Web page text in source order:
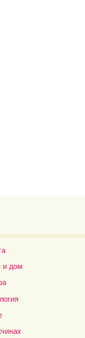
Рэдклифф...
и дом